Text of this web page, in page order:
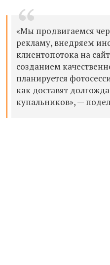
«Мы продвигаемся
рекламу, внедряем
клиентопотока на
созданием
планируется
как доставят
купальников», —